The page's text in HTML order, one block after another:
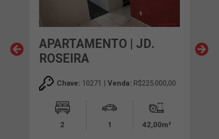
APARTAMENTO | JD.
ROSEIRA
Chave: 10271 | Venda: R$225.000,00
2 1 42,00m²